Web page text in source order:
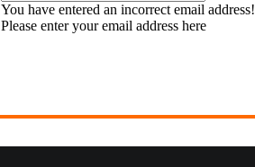
You have entered an incorrect email address!
Please enter your email address here